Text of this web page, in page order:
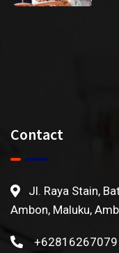
Contact
Jl. Raya Stain,
Ambon, Maluku,
+62816267079